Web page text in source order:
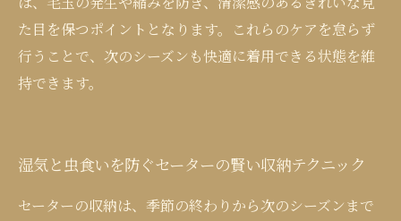
た目を保つポイントとなります。これらのケアを怠らず
行うことで、次のシーズンも快適に着用できる状態を維
持できます。
湿気と虫食いを防ぐセーターの賢い収納テクニック
セーターの収納は、季節の終わりから次のシーズンまで